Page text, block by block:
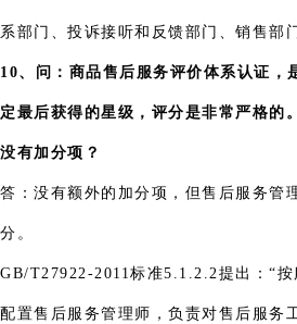
系部门、投诉接听和反馈部门、销售部
10、问：商品售后服务评价体系认证，
定最后获得的星级，评分是非常严格的
没有加分项？
答：没有额外的加分项，但售后服务管
分。
GB/T27922-2011标准5.1.2.2提出：“
配置售后服务管理师，负责对售后服务